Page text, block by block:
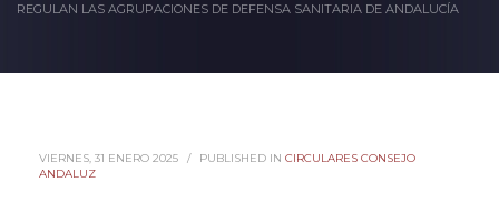
REGULAN LAS AGRUPACIONES DE DEFENSA SANITARIA DE ANDALUCÍA
VIERNES, 31 ENERO 2025 / PUBLISHED IN CIRCULARES CONSEJO
ANDALUZ